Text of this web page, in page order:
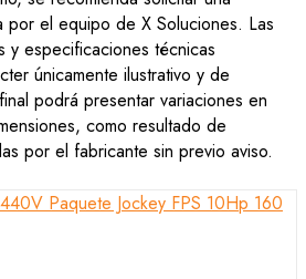
por el equipo de X Soluciones. Las
y especificaciones técnicas
únicamente ilustrativo y de
podrá presentar variaciones en
como resultado de
por el fabricante sin previo aviso.